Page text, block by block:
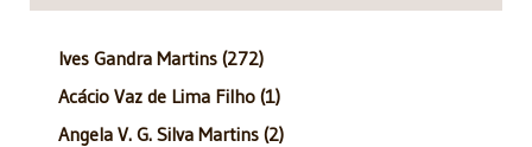
Ives Gandra Martins (272)
Acácio Vaz de Lima Filho (1)
Angela V. G. Silva Martins (2)